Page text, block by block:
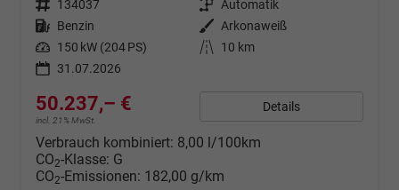
Fahrzeugnr. 134037 Getriebe Automatik
Kraftstoff Benzin Außenfarbe Arkonaweiß
Leistung 150 kW (204 PS) Kilometerstand
10 km
31.07.2026
50.237,– €
incl. 21% MwSt.
Details
Verbrauch kombiniert: 8,00 l/100km
CO2-Klasse: G
CO2-Emissionen: 182,00 g/km